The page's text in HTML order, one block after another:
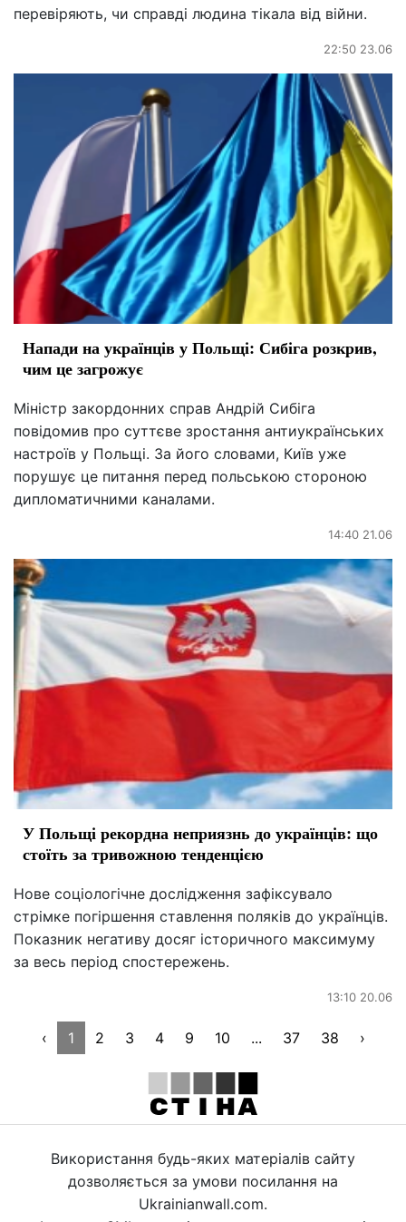
перевіряють, чи справді людина тікала від війни.
22:50 23.06
Напади на українців у Польщі: Сибіга розкрив,
чим це загрожує
Міністр закордонних справ Андрій Сибіга
повідомив про суттєве зростання антиукраїнських
настроїв у Польщі. За його словами, Київ уже
порушує це питання перед польською стороною
дипломатичними каналами.
14:40 21.06
У Польщі рекордна неприязнь до українців: що
стоїть за тривожною тенденцією
Нове соціологічне дослідження зафіксувало
стрімке погіршення ставлення поляків до українців.
Показник негативу досяг історичного максимуму
за весь період спостережень.
13:10 20.06
‹ 1 2 3 4 9 10 ... 37 38 ›
Використання будь-яких матеріалів сайту
дозволяється за умови посилання на
Ukrainianwall.com.